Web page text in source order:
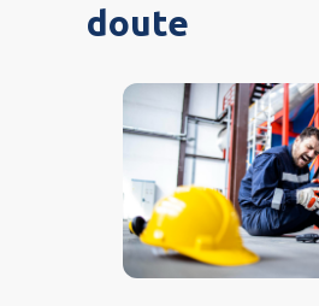
doute